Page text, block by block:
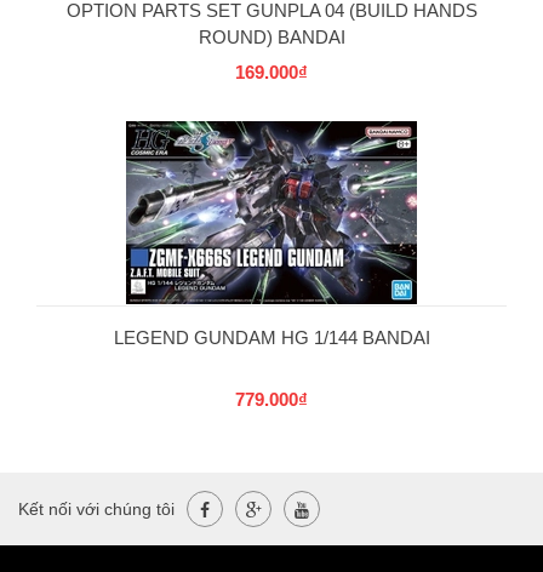
OPTION PARTS SET GUNPLA 04 (BUILD HANDS
ROUND) BANDAI
169.000₫
LEGEND GUNDAM HG 1/144 BANDAI
779.000₫
Kết nối với chúng tôi